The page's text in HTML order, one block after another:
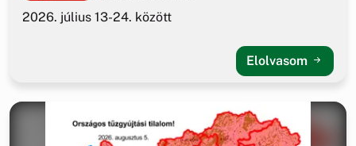
2026. július 13-24. között
Elolvasom